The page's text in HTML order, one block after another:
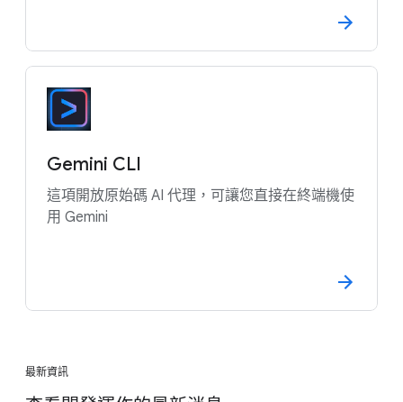
Gemini CLI
這項開放原始碼 AI 代理，可讓您直接在終端機使
用 Gemini
最新資訊